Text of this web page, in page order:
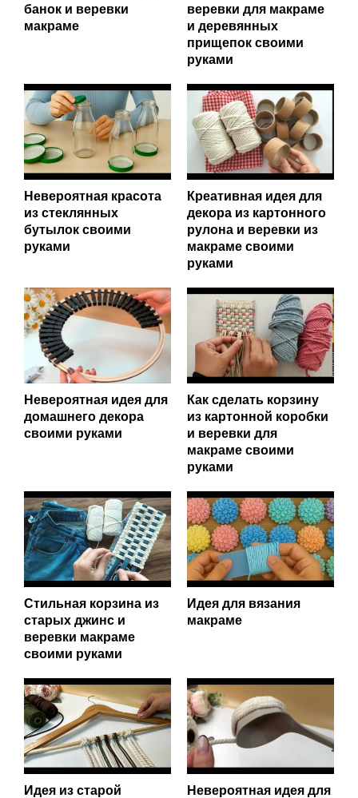
банок и веревки
макраме
веревки для макраме
и деревянных
прищепок своими
руками
Невероятная красота
из стеклянных
бутылок своими
руками
Креативная идея для
декора из картонного
рулона и веревки из
макраме своими
руками
Невероятная идея для
домашнего декора
своими руками
Как сделать корзину
из картонной коробки
и веревки для
макраме своими
руками
Стильная корзина из
старых джинс и
веревки макраме
своими руками
Идея для вязания
макраме
Идея из старой
Невероятная идея для